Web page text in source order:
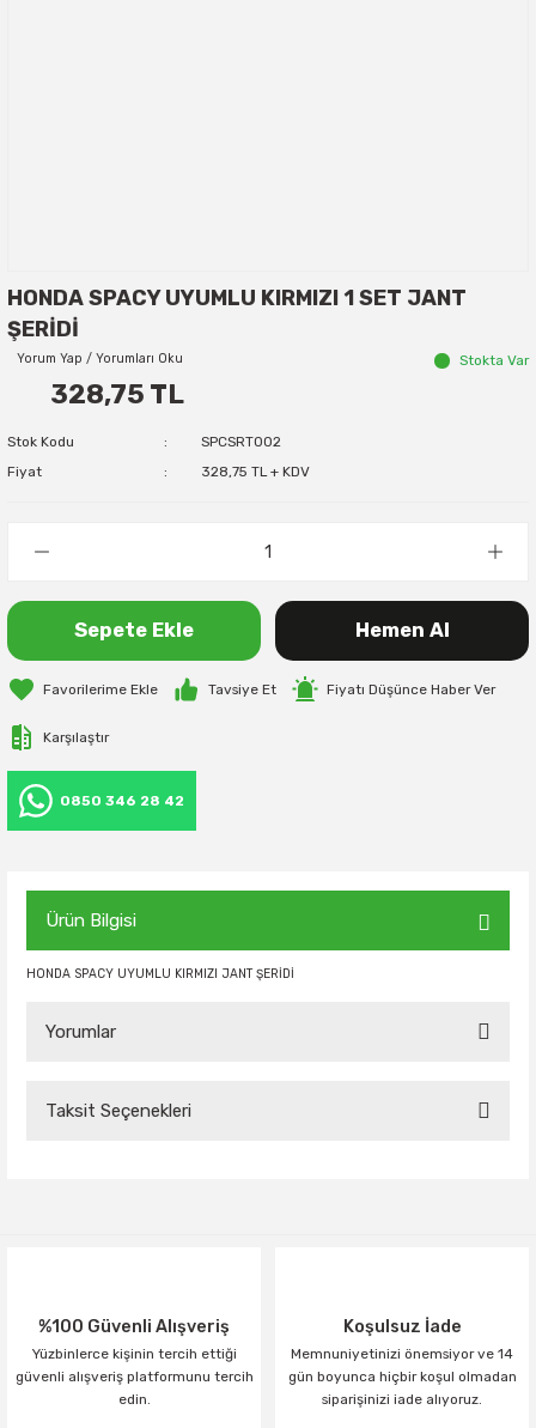
HONDA SPACY UYUMLU KIRMIZI 1 SET JANT
ŞERİDİ
Yorum Yap / Yorumları Oku Stokta Var
328,75 TL
Stok Kodu
SPCSRT002
Fiyat
328,75 TL + KDV
Sepete Ekle Hemen Al
Tavsiye Et Fiyatı Düşünce Haber Ver
Karşılaştır
0850 346 28 42
Ürün Bilgisi
HONDA SPACY UYUMLU KIRMIZI JANT ŞERİDİ
Yorumlar
Taksit Seçenekleri
%100 Güvenli Alışveriş
Yüzbinlerce kişinin tercih ettiği
güvenli alışveriş platformunu tercih
edin.
Koşulsuz İade
Memnuniyetinizi önemsiyor ve 14
gün boyunca hiçbir koşul olmadan
siparişinizi iade alıyoruz.